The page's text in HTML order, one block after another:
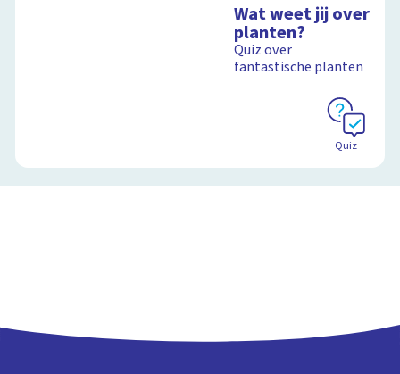
Veluwe
Wat weet jij over
planten?
Quiz over
fantastische planten
Quiz